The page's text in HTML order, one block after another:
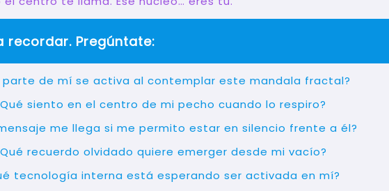
recordar. Pregúntate:
parte de mí se activa al contemplar este mandala fractal?
siento en el centro de mi pecho cuando lo respiro?
me llega si me permito estar en silencio frente a él?
recuerdo olvidado quiere emerger desde mi vacío?
tecnología interna está esperando ser activada en mí?